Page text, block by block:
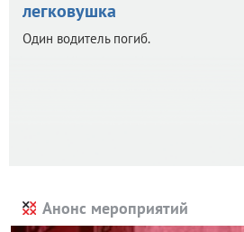
легковушка
Один водитель погиб.
Анонс мероприятий